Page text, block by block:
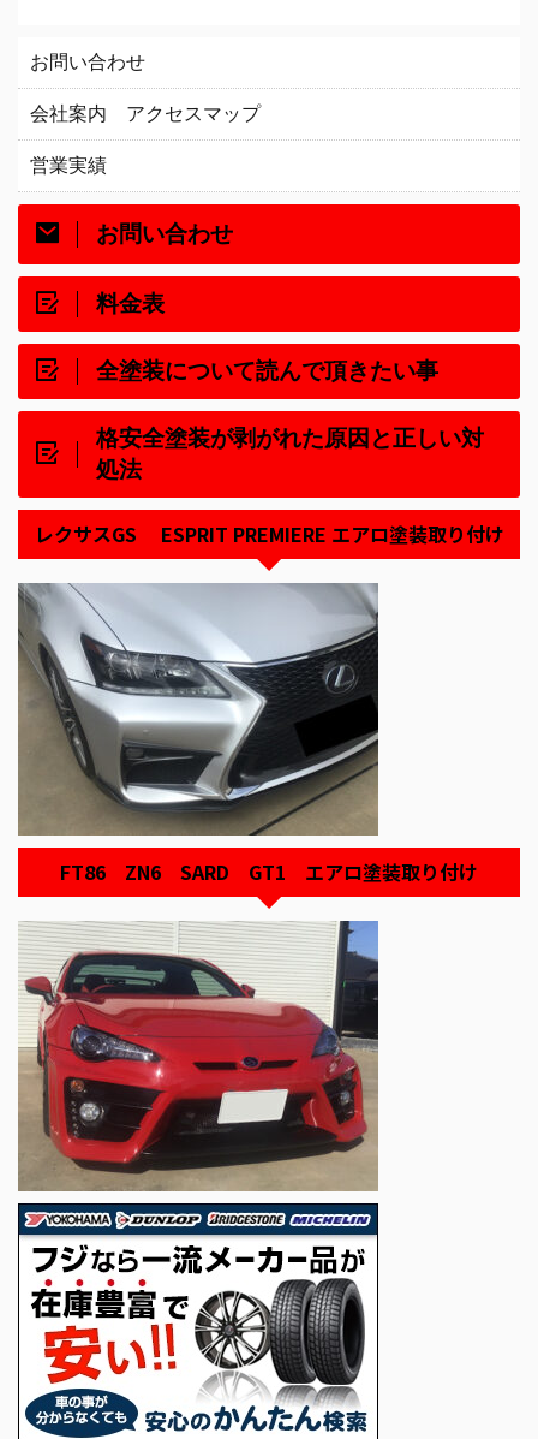
お問い合わせ
会社案内 アクセスマップ
営業実績
お問い合わせ
料金表
全塗装について読んで頂きたい事
格安全塗装が剥がれた原因と正しい対
処法
レクサスGS ESPRIT PREMIERE エアロ塗装取り付け
FT86 ZN6 SARD GT1 エアロ塗装取り付け